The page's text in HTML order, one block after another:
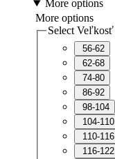
More options
More options
Select Veľkosť
56-62
62-68
74-80
86-92
98-104
104-110
110-116
116-122